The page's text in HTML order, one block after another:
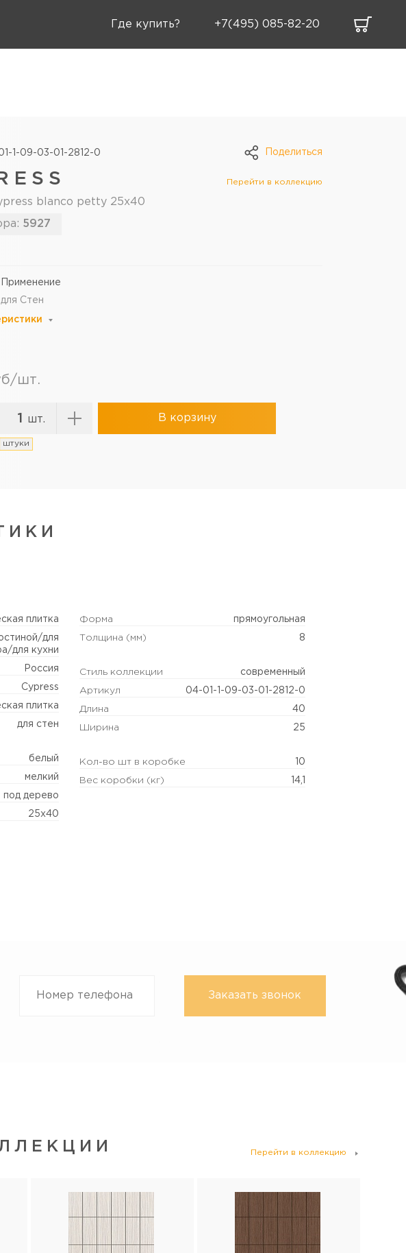
Где купить? +7(495) 085-82-20
Поделиться
1-09-03-01-2812-0
Перейти в коллекцию
blanco petty 25х40
5927
Применение
для Стен
шт.
шт.
штуки
В корзину
плитка
для
для кухни
Россия
Cypress
плитка
для стен
белый
мелкий
под дерево
25х40
Форма прямоугольная
Толщина (мм) 8
Стиль коллекции современный
Артикул 04-01-1-09-03-01-2812-0
Длина 40
Ширина 25
Кол-во шт в коробке 10
Вес коробки (кг) 14,1
Перейти в коллекцию